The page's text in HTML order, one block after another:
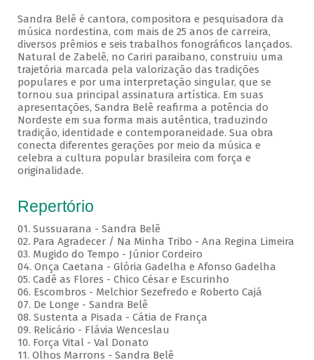
Sandra Belê é cantora, compositora e pesquisadora da
música nordestina, com mais de 25 anos de carreira,
diversos prêmios e seis trabalhos fonográficos lançados.
Natural de Zabelê, no Cariri paraibano, construiu uma
trajetória marcada pela valorização das tradições
populares e por uma interpretação singular, que se
tornou sua principal assinatura artística. Em suas
apresentações, Sandra Belê reafirma a potência do
Nordeste em sua forma mais autêntica, traduzindo
tradição, identidade e contemporaneidade. Sua obra
conecta diferentes gerações por meio da música e
celebra a cultura popular brasileira com força e
originalidade.
Repertório
01. Sussuarana - Sandra Belê
02. Para Agradecer / Na Minha Tribo - Ana Regina Limeira
03. Mugido do Tempo - Júnior Cordeiro
04. Onça Caetana - Glória Gadelha e Afonso Gadelha
05. Cadê as Flores - Chico César e Escurinho
06. Escombros - Melchior Sezefredo e Roberto Cajá
07. De Longe - Sandra Belê
08. Sustenta a Pisada - Cátia de França
09. Relicário - Flávia Wenceslau
10. Força Vital - Val Donato
11. Olhos Marrons - Sandra Belê